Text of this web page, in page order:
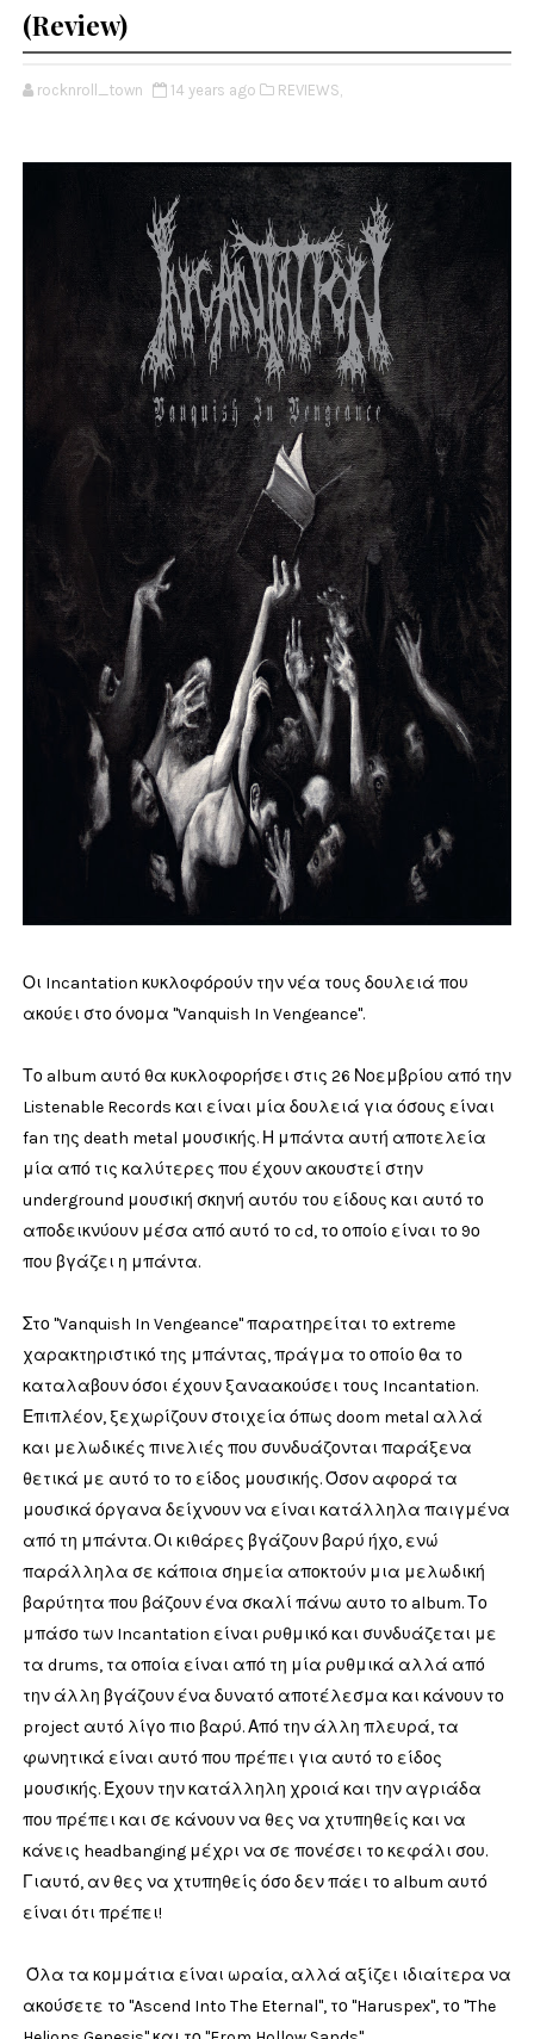
(Review)
rocknroll_town 14 years ago REVIEWS,
Οι Incantation κυκλοφόρούν την νέα τους δουλειά που
ακούει στο όνομα "Vanquish In Vengeance".
Το album αυτό θα κυκλοφορήσει στις 26 Νοεμβρίου από την
Listenable Records και είναι μία δουλειά για όσους είναι
fan της death metal μουσικής. Η μπάντα αυτή αποτελεία
μία από τις καλύτερες που έχουν ακουστεί στην
underground μουσική σκηνή αυτόυ του είδους και αυτό το
αποδεικνύουν μέσα από αυτό το cd, το οποίο είναι το 9ο
που βγάζει η μπάντα.
Στο "Vanquish In Vengeance" παρατηρείται το extreme
χαρακτηριστικό της μπάντας, πράγμα το οποίο θα το
καταλαβουν όσοι έχουν ξαναακούσει τους Incantation.
Επιπλέον, ξεχωρίζουν στοιχεία όπως doom metal αλλά
και μελωδικές πινελιές που συνδυάζονται παράξενα
θετικά με αυτό το το είδος μουσικής. Όσον αφορά τα
μουσικά όργανα δείχνουν να είναι κατάλληλα παιγμένα
από τη μπάντα. Οι κιθάρες βγάζουν βαρύ ήχο, ενώ
παράλληλα σε κάποια σημεία αποκτούν μια μελωδική
βαρύτητα που βάζουν ένα σκαλί πάνω αυτο το album. Το
μπάσο των Incantation είναι ρυθμικό και συνδυάζεται με
τα drums, τα οποία είναι από τη μία ρυθμικά αλλά από
την άλλη βγάζουν ένα δυνατό αποτέλεσμα και κάνουν το
project αυτό λίγο πιο βαρύ. Από την άλλη πλευρά, τα
φωνητικά είναι αυτό που πρέπει για αυτό το είδος
μουσικής. Έχουν την κατάλληλη χροιά και την αγριάδα
που πρέπει και σε κάνουν να θες να χτυπηθείς και να
κάνεις headbanging μέχρι να σε πονέσει το κεφάλι σου.
Γιαυτό, αν θες να χτυπηθείς όσο δεν πάει το album αυτό
είναι ότι πρέπει!
Όλα τα κομμάτια είναι ωραία, αλλά αξίζει ιδιαίτερα να
ακούσετε το "Ascend Into The Eternal", το "Haruspex", το "The